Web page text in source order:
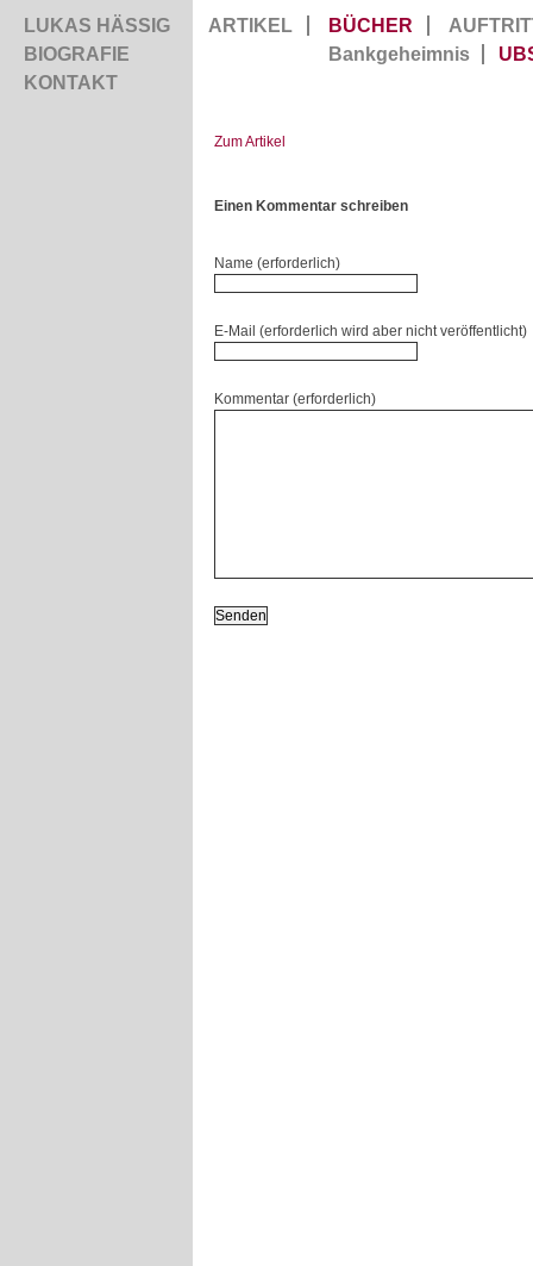
LUKAS HÄSSIG
BIOGRAFIE
KONTAKT
ARTIKEL BÜCHER
Bankgeheimnis
Zum Artikel
Einen Kommentar schreiben
Name (erforderlich)
E-Mail (erforderlich wird aber nicht veröffentlicht)
Kommentar (erforderlich)